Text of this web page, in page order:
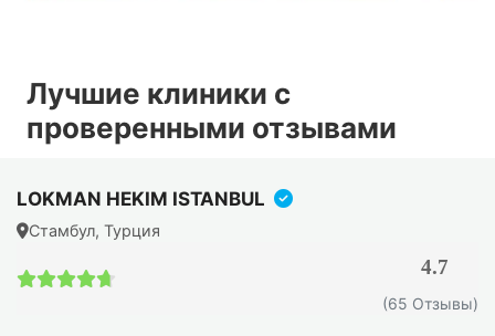
Лучшие клиники с
проверенными отзывами
LOKMAN HEKIM ISTANBUL
Стамбул, Турция
4.7
(65 Отзывы)